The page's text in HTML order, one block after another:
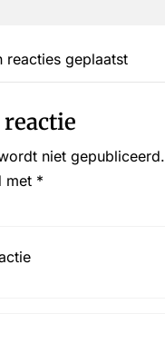
reacties geplaatst
reactie
niet gepubliceerd.
met *